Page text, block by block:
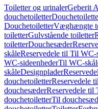
Toiletter og urinalerGeberit
douchetoiletter
DouchetoiletterVæghængte
toiletterGulvstående toiletter
toiletterDouchesæder
skåleReservedele til Til WC-
WC-sideenhederTil WC-
skåleDesignplader
douchetoiletterReservedele
douchesæderReservedele til
douchetoiletterTil